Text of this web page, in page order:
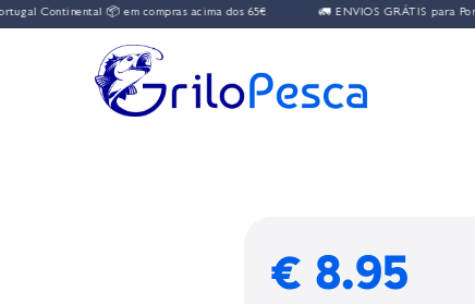
📦 em compras acima dos 65€ 🚛 ENVIOS GRÁTIS para Portugal
€ 8.95